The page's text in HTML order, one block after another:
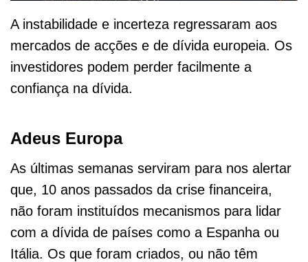
A instabilidade e incerteza regressaram aos
mercados de acções e de dívida europeia. Os
investidores podem perder facilmente a
confiança na dívida.
Adeus Europa
As últimas semanas serviram para nos alertar
que, 10 anos passados da crise financeira,
não foram instituídos mecanismos para lidar
com a dívida de países como a Espanha ou
Itália. Os que foram criados, ou não têm